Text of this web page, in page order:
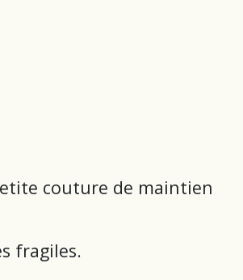
couture de maintien
fragiles.